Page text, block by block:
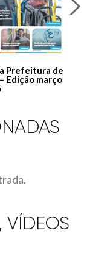
Prefeitura de
Edição março
VÍDEOS